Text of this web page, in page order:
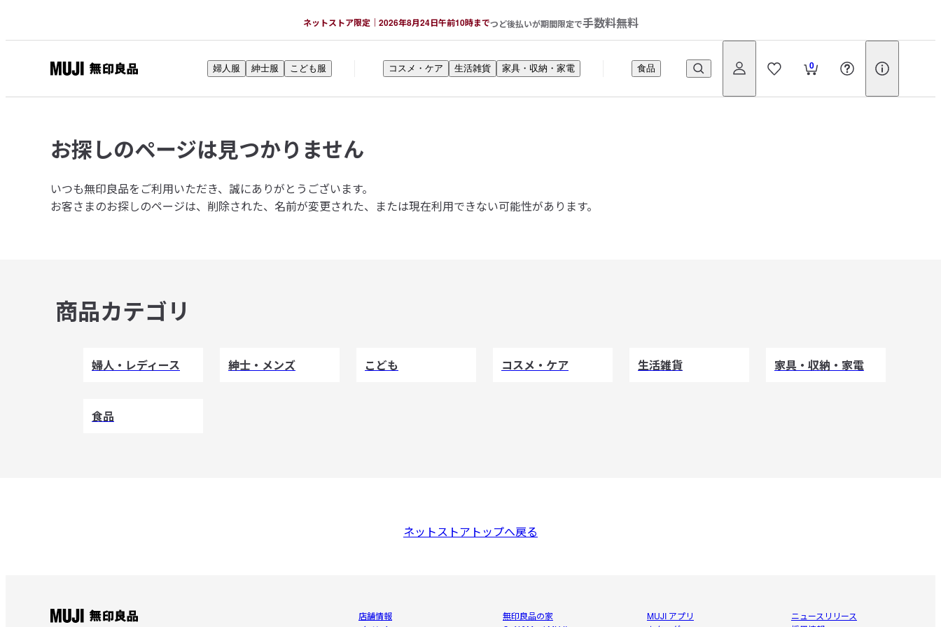
ネットストア限定｜2026年8月24日午前10時までつど後払いが期間限定で手数料無料
印
品
ネ
ト
ス
0
婦人服 紳士服 こども服 コスメ・ケア 生活雑貨 家具・収納・家電 食品
お探しのページは見つかりません
いつも無印良品をご利用いただき、誠にありがとうございます。
お客さまのお探しのページは、削除された、名前が変更された、または現在利用できない可能性があります。
商品カテゴリ
婦人・レディース 紳士・メンズ こども コスメ・ケア 生活雑貨 家具・収納・家電
食品
ネットストアトップへ戻る
店舗情報
無印良品の家
MUJI アプリ
ニュースリリース